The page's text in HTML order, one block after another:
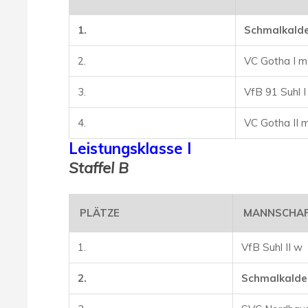
1.
2. VC Gotha I m
3. VfB 91 Suhl I
4. VC Gotha II
Leistungsklasse I
Staffel B
PLÄTZE
1. VfB Suhl II w
2.